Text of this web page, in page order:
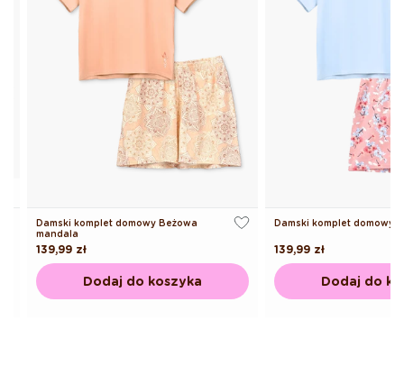
Damski komplet domowy Kwiaty
regularna
Dodaj do koszyka
Damski
regularna